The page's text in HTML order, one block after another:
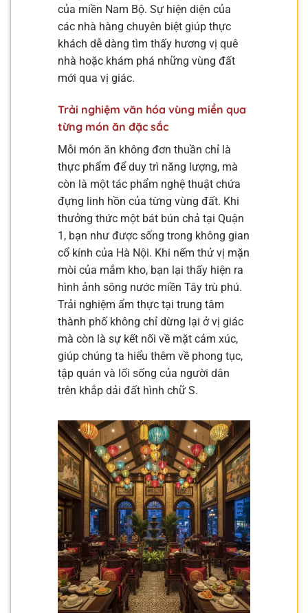
của miền Nam Bộ. Sự hiện diện của
các nhà hàng chuyên biệt giúp thực
khách dễ dàng tìm thấy hương vị quê
nhà hoặc khám phá những vùng đất
mới qua vị giác.
Trải nghiệm văn hóa vùng miền qua
từng món ăn đặc sắc
Mỗi món ăn không đơn thuần chỉ là
thực phẩm để duy trì năng lượng, mà
còn là một tác phẩm nghệ thuật chứa
đựng linh hồn của từng vùng đất. Khi
thưởng thức một bát bún chả tại Quận
1, bạn như được sống trong không gian
cổ kính của Hà Nội. Khi nếm thử vị mặn
mòi của mắm kho, bạn lại thấy hiện ra
hình ảnh sông nước miền Tây trù phú.
Trải nghiệm ẩm thực tại trung tâm
thành phố không chỉ dừng lại ở vị giác
mà còn là sự kết nối về mặt cảm xúc,
giúp chúng ta hiểu thêm về phong tục,
tập quán và lối sống của người dân
trên khắp dải đất hình chữ S.